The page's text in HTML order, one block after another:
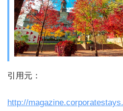
引用元：
http://